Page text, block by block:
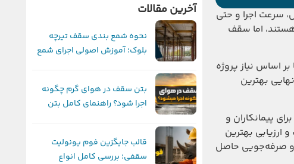
سرعت اجرا و حتی
اما سقف
اساس نیاز پروژه
بهترین
بلوک در کنار هزینه اجرای سقف وافل ۱۴۰۴ بیش از پیش برای پیمانکاران و
ارزیابی بهترین
و صرفه‌جویی حاصل
آخرین مقالات
نحوه شمع بندی سقف تیرچه
بلوک؛ آموزش اصولی اجرای شمع
بتن سقف در هوای گرم چگونه
اجرا شود؟ راهنمای کامل بتن
قالب جایگزین فوم یونولیت
سقفی؛ بررسی کامل انواع